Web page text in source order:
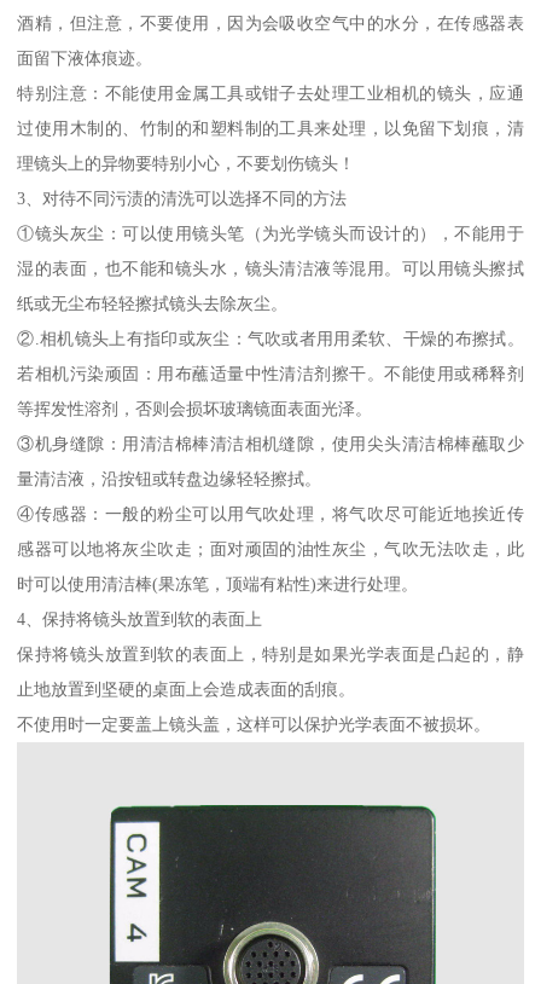
酒精，但注意，不要使用，因为会吸收空气中的水分，在传感器表
面留下液体痕迹。
特别注意：不能使用金属工具或钳子去处理工业相机的镜头，应通
过使用木制的、竹制的和塑料制的工具来处理，以免留下划痕，清
理镜头上的异物要特别小心，不要划伤镜头！
3、对待不同污渍的清洗可以选择不同的方法
①镜头灰尘：可以使用镜头笔（为光学镜头而设计的），不能用于
湿的表面，也不能和镜头水，镜头清洁液等混用。可以用镜头擦拭
纸或无尘布轻轻擦拭镜头去除灰尘。
②.相机镜头上有指印或灰尘：气吹或者用用柔软、干燥的布擦拭。
若相机污染顽固：用布蘸适量中性清洁剂擦干。不能使用或稀释剂
等挥发性溶剂，否则会损坏玻璃镜面表面光泽。
③机身缝隙：用清洁棉棒清洁相机缝隙，使用尖头清洁棉棒蘸取少
量清洁液，沿按钮或转盘边缘轻轻擦拭。
④传感器：一般的粉尘可以用气吹处理，将气吹尽可能近地挨近传
感器可以地将灰尘吹走；面对顽固的油性灰尘，气吹无法吹走，此
时可以使用清洁棒(果冻笔，顶端有粘性)来进行处理。
4、保持将镜头放置到软的表面上
保持将镜头放置到软的表面上，特别是如果光学表面是凸起的，静
止地放置到坚硬的桌面上会造成表面的刮痕。
不使用时一定要盖上镜头盖，这样可以保护光学表面不被损坏。